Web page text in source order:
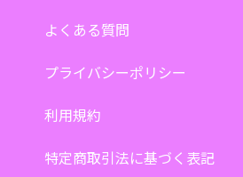
よくある質問
プライバシーポリシー
利用規約
特定商取引法に基づく表記